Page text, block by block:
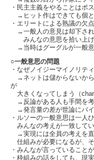
・民主主義をやることはポ
→ヒット作はできても個と
・エリートによる熟議の欠
→一般人の意見は却下さ
みんなの意思を拾い上げ
→当時はグーグルが一般意
○一般意思の問題
・なぜノイジーマイノリテ
→ネットは儲からないから
が
大きくなってしまう（
→反論がある人も手間を考
→発言量の差が世論にバイ
・ルソーの一般意思は一人
みんなの考えが一致して
→実現には全員の考えを直
仕組みが必要になるが、
・みんなが言っていること
・枠組みの話をしても、現